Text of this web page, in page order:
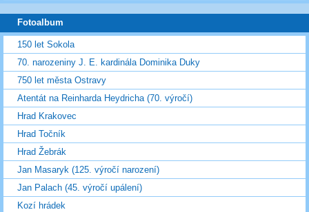
Fotoalbum
150 let Sokola
70. narozeniny J. E. kardinála Dominika Duky
750 let města Ostravy
Atentát na Reinharda Heydricha (70. výročí)
Hrad Krakovec
Hrad Točník
Hrad Žebrák
Jan Masaryk (125. výročí narození)
Jan Palach (45. výročí upálení)
Kozí hrádek